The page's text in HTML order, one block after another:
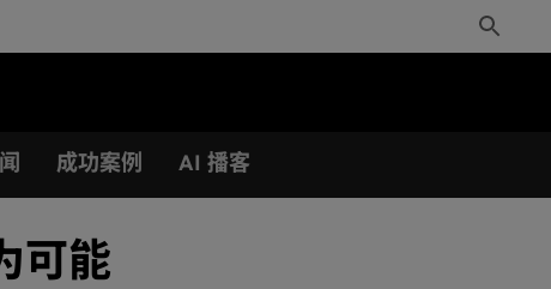
Toggle
Search
成功案例 AI 播客
可能